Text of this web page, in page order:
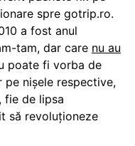
spre gotrip.ro.
a fost anul
tam, dar care nu au
poate fi vorba de
nișele respective,
fie de lipsa
să revoluționeze